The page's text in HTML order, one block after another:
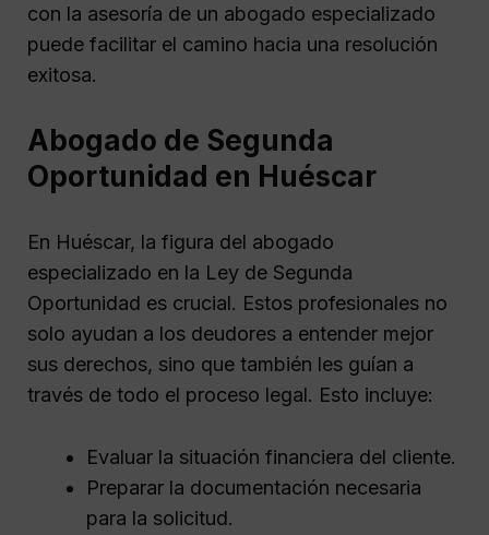
con la asesoría de un abogado especializado
puede facilitar el camino hacia una resolución
exitosa.
Abogado de Segunda
Oportunidad en Huéscar
En Huéscar, la figura del abogado
especializado en la Ley de Segunda
Oportunidad es crucial. Estos profesionales no
solo ayudan a los deudores a entender mejor
sus derechos, sino que también les guían a
través de todo el proceso legal. Esto incluye:
Evaluar la situación financiera del cliente.
Preparar la documentación necesaria
para la solicitud.